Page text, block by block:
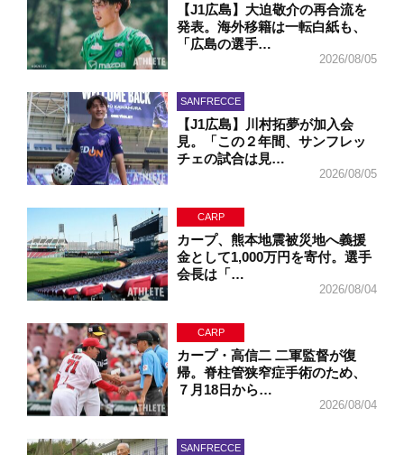
【J1広島】大迫敬介の再合流を
発表。海外移籍は一転白紙も、
「広島の選手…
2026/08/05
SANFRECCE
【J1広島】川村拓夢が加入会
見。「この２年間、サンフレッ
チェの試合は見…
2026/08/05
CARP
カープ、熊本地震被災地へ義援
金として1,000万円を寄付。選手
会長は「…
2026/08/04
CARP
カープ・高信二 二軍監督が復
帰。脊柱管狭窄症手術のため、
７月18日から…
2026/08/04
SANFRECCE